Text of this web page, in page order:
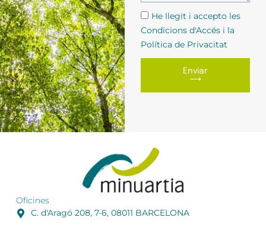
He llegit i accepto les
Condicions d'Accés i la
Política de Privacitat
Enviar
⟶
Oficines
C. d'Aragó 208, 7-6, 08011 BARCELONA